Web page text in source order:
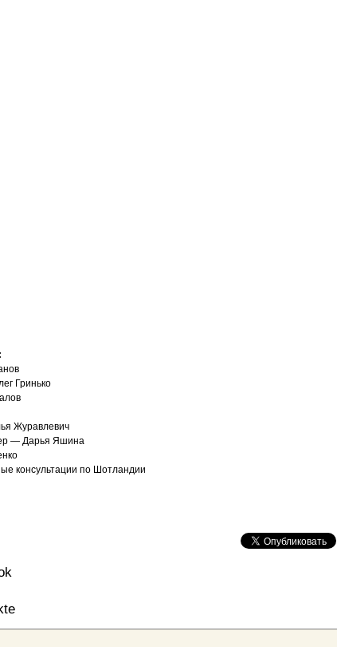
Гринько
Журавлевич
— Дарья Яшина
консультации по Шотландии